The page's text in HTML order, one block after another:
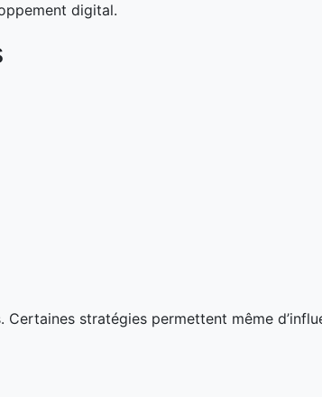
digital.
stratégies permettent même